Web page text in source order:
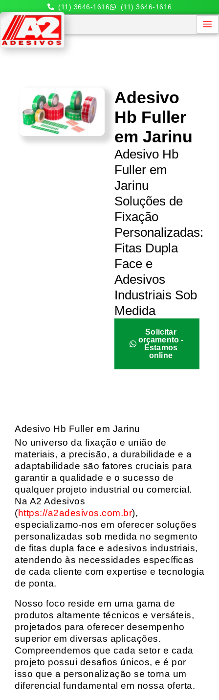
(11) 3646-1616 (11) 3646-1616
Adesivo
Hb Fuller
em Jarinu
Adesivo Hb
Fuller em
Jarinu
Soluções de
Fixação
Personalizadas:
Fitas Dupla
Face e
Adesivos
Industriais Sob
Medida
Solicitar
orçamento -
Estamos
online
Adesivo Hb Fuller em Jarinu
No universo da fixação e união de
materiais, a precisão, a durabilidade e a
adaptabilidade são fatores cruciais para
garantir a qualidade e o sucesso de
qualquer projeto industrial ou comercial.
Na A2 Adesivos
(https://a2adesivos.com.br),
especializamo-nos em oferecer soluções
personalizadas sob medida no segmento
de fitas dupla face e adesivos industriais,
atendendo às necessidades específicas
de cada cliente com expertise e tecnologia
de ponta.
Nosso foco reside em uma gama de
produtos altamente técnicos e versáteis,
projetados para oferecer desempenho
superior em diversas aplicações.
Compreendemos que cada setor e cada
projeto possui desafios únicos, e é por
isso que a personalização se torna um
diferencial fundamental em nossa oferta.